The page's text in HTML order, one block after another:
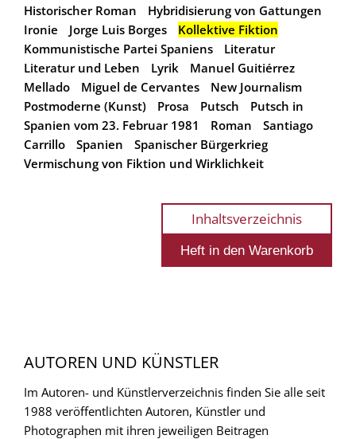
Historischer Roman
Hybridisierung von Gattungen
Ironie
Jorge Luis Borges
Kollektive Fiktion
Kommunistische Partei Spaniens
Literatur
Literatur und Leben
Lyrik
Manuel Guitiérrez
Mellado
Miguel de Cervantes
New Journalism
Postmoderne (Kunst)
Prosa Putsch
Putsch in
Spanien vom 23. Februar 1981
Roman
Santiago
Carrillo
Spanien
Spanischer Bürgerkrieg
Vermischung von Fiktion und Wirklichkeit
Inhaltsverzeichnis
AUTOREN UND KÜNSTLER
Im Autoren- und Künstlerverzeichnis finden Sie alle seit
1988 veröffentlichten Autoren, Künstler und
Photographen mit ihren jeweiligen Beitragen